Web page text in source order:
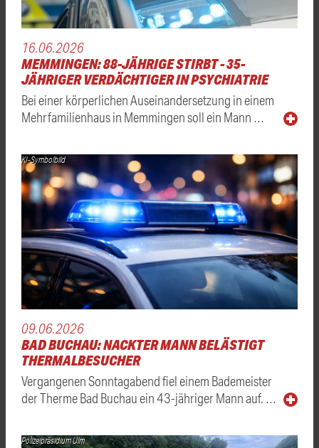
16.06.2026
MEMMINGEN: 88-JÄHRIGE STIRBT - 35-
JÄHRIGER VERDÄCHTIGER IN PSYCHIATRIE
Bei einer körperlichen Auseinandersetzung in einem
Mehrfamilienhaus in Memmingen soll ein Mann …
KI-Symbolbild
09.06.2026
BAD BUCHAU: NACKTER MANN BELÄSTIGT
THERMALBESUCHER
Vergangenen Sonntagabend fiel einem Bademeister
der Therme Bad Buchau ein 43-jähriger Mann auf. …
Polizeipräsidium Ulm